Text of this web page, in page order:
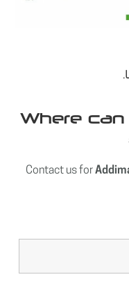
Where
Contact us for